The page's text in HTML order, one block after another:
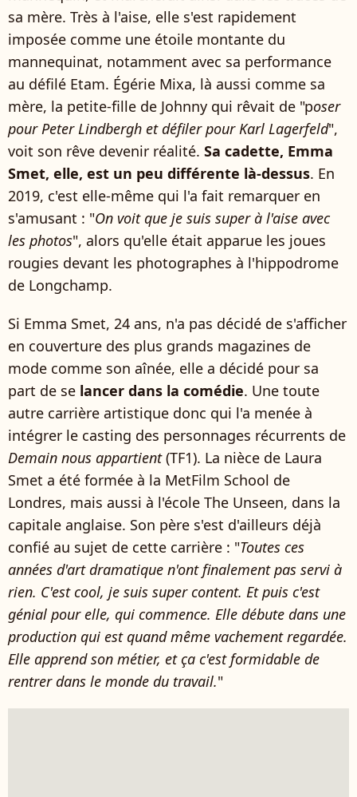
sa mère. Très à l'aise, elle s'est rapidement
imposée comme une étoile montante du
mannequinat, notamment avec sa performance
au défilé Etam. Égérie Mixa, là aussi comme sa
mère, la petite-fille de Johnny qui rêvait de "poser
pour Peter Lindbergh et défiler pour Karl Lagerfeld",
voit son rêve devenir réalité. Sa cadette, Emma
Smet, elle, est un peu différente là-dessus. En
2019, c'est elle-même qui l'a fait remarquer en
s'amusant : "On voit que je suis super à l'aise avec
les photos", alors qu'elle était apparue les joues
rougies devant les photographes à l'hippodrome
de Longchamp.
Si Emma Smet, 24 ans, n'a pas décidé de s'afficher
en couverture des plus grands magazines de
mode comme son aînée, elle a décidé pour sa
part de se lancer dans la comédie. Une toute
autre carrière artistique donc qui l'a menée à
intégrer le casting des personnages récurrents de
Demain nous appartient(TF1). La nièce de Laura
Smet a été formée à la MetFilm School de
Londres, mais aussi à l'école The Unseen, dans la
capitale anglaise. Son père s'est d'ailleurs déjà
confié au sujet de cette carrière : "Toutes ces
années d'art dramatique n'ont finalement pas servi à
rien. C'est cool, je suis super content. Et puis c'est
génial pour elle, qui commence. Elle débute dans une
production qui est quand même vachement regardée.
Elle apprend son métier, et ça c'est formidable de
rentrer dans le monde du travail."